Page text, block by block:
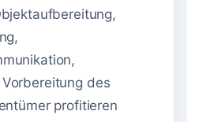
des
profitieren